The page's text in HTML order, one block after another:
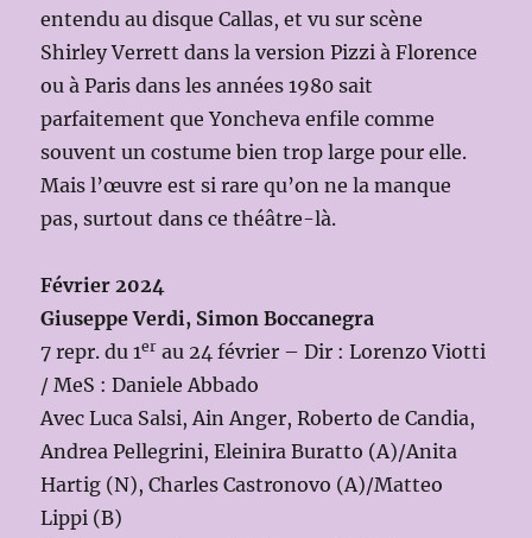
entendu au disque Callas, et vu sur scène
Shirley Verrett dans la version Pizzi à Florence
ou à Paris dans les années 1980 sait
parfaitement que Yoncheva enfile comme
souvent un costume bien trop large pour elle.
Mais l’œuvre est si rare qu’on ne la manque
pas, surtout dans ce théâtre-là.
Février 2024
Giuseppe Verdi, Simon Boccanegra
7 repr. du 1er au 24 février – Dir : Lorenzo Viotti
/ MeS : Daniele Abbado
Avec Luca Salsi, Ain Anger, Roberto de Candia,
Andrea Pellegrini, Eleinira Buratto (A)/Anita
Hartig (N), Charles Castronovo (A)/Matteo
Lippi (B)